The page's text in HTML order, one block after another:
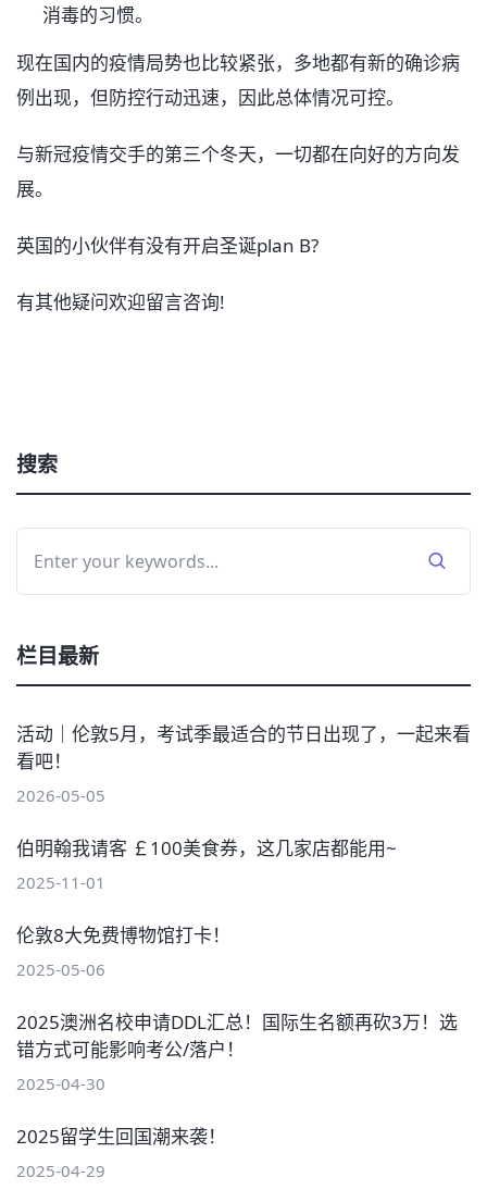
消毒的习惯。
现在国内的疫情局势也比较紧张，多地都有新的确诊病
例出现，但防控行动迅速，因此总体情况可控。
与新冠疫情交手的第三个冬天，一切都在向好的方向发
展。
英国的小伙伴有没有开启圣诞plan B?
有其他疑问欢迎留言咨询!
搜索
栏目最新
活动｜伦敦5月，考试季最适合的节日出现了，一起来看
看吧！
2026-05-05
伯明翰我请客 ￡100美食券，这几家店都能用~
2025-11-01
伦敦8大免费博物馆打卡！
2025-05-06
2025澳洲名校申请DDL汇总！国际生名额再砍3万！选
错方式可能影响考公/落户！
2025-04-30
2025留学生回国潮来袭！
2025-04-29